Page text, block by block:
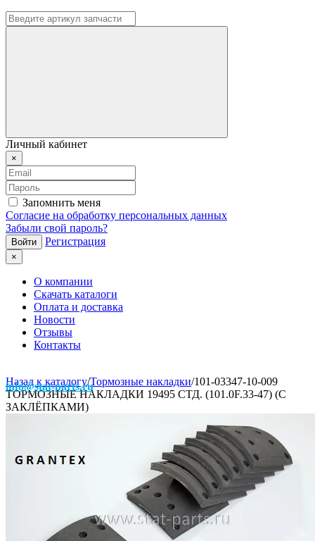
Личный кабинет
×
Запомнить меня
Согласие на обработку персональных данных
Забыли свой пароль?
Регистрация
×
О компании
Скачать каталоги
Оплата и доставка
Новости
Отзывы
Контакты
info@stat-parts.ru
Назад к каталогу/Тормозные накладки/101-03347-10-009
ТОРМОЗНЫЕ НАКЛАДКИ 19495 СТД. (101.0F.33-47) (С
ЗАКЛЁПКАМИ)